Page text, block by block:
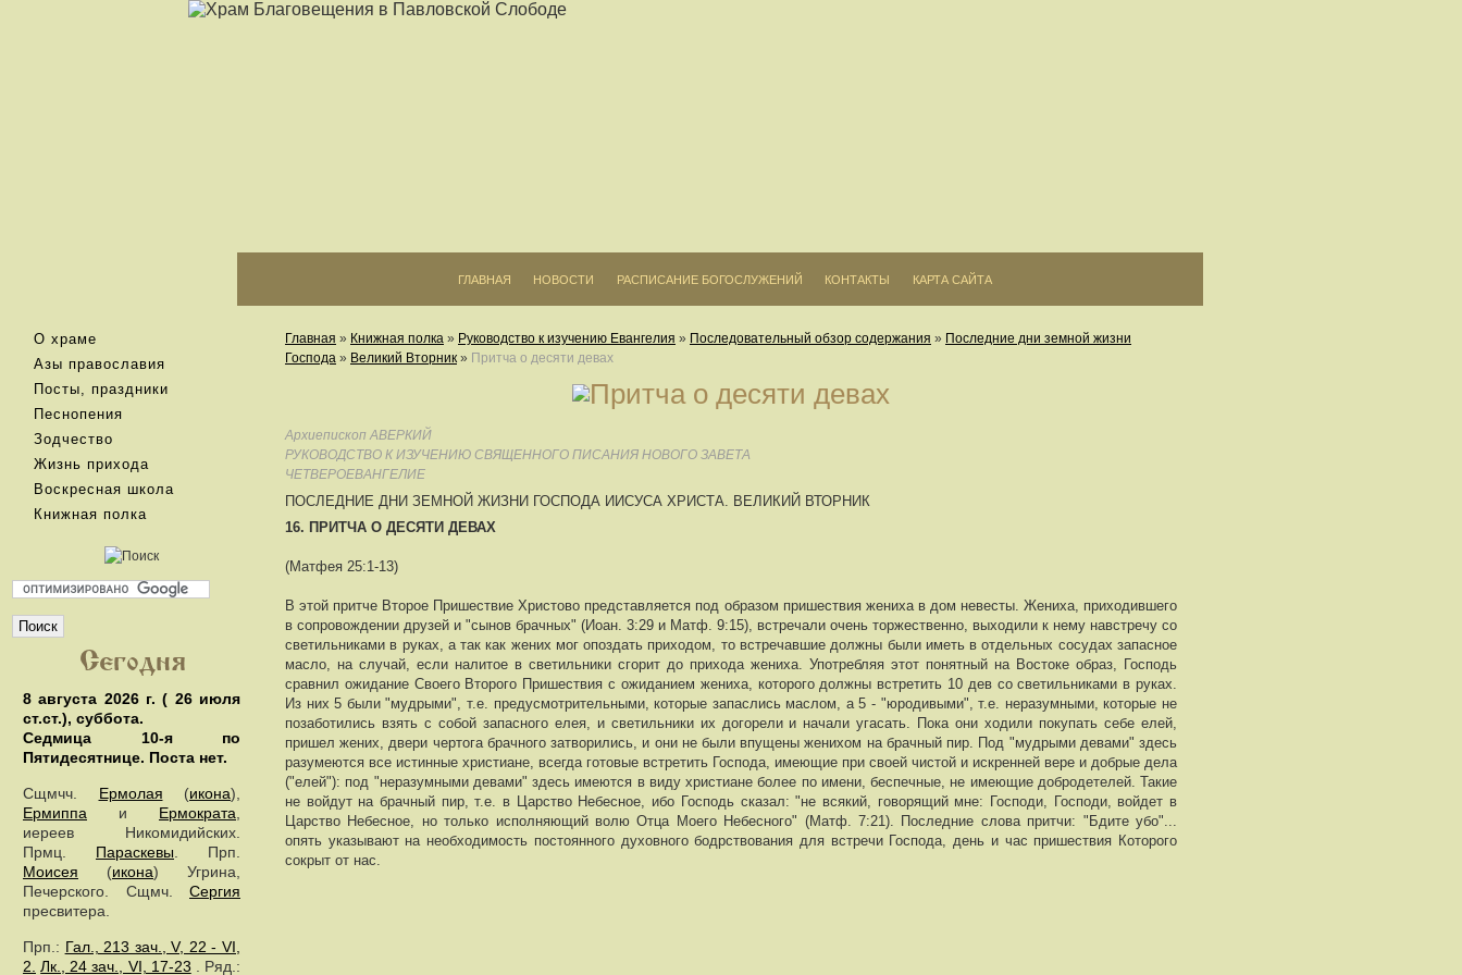
ГЛАВНАЯ НОВОСТИ РАСПИСАНИЕ БОГОСЛУЖЕНИЙ КОНТАКТЫ КАРТА САЙТА
О храме
Азы православия
Посты, праздники
Песнопения
Зодчество
Жизнь прихода
Воскресная школа
Книжная полка
8 августа 2026 г. ( 26 июля
ст.ст.), суббота.
Седмица 10-я по
Пятидесятнице. Поста нет.
Сщмчч. Ермолая (икона),
Ермиппа и Ермократа
иереев Никомидийских.
Прмц. Параскевы . Прп.
Моисея (икона) Угрина,
Печерского. Сщмч. Сергия
пресвитера.
Прп.: Гал., 213 зач., V, 22 - VI,
2. Лк., 24 зач., VI, 17-23 . Ряд.:
Главная » Книжная полка » Руководство к изучению Евангелия » Последовательный обзор содержания » Последние дни земной жизни
Господа » Великий Вторник » Притча о десяти девах
Архиепископ АВЕРКИЙ
РУКОВОДСТВО К ИЗУЧЕНИЮ СВЯЩЕННОГО ПИСАНИЯ НОВОГО ЗАВЕТА
ЧЕТВЕРОЕВАНГЕЛИЕ
ПОСЛЕДНИЕ ДНИ ЗЕМНОЙ ЖИЗНИ ГОСПОДА ИИСУСА ХРИСТА. ВЕЛИКИЙ ВТОРНИК
16. ПРИТЧА О ДЕСЯТИ ДЕВАХ
(Матфея 25:1-13)
В этой притче Второе Пришествие Христово представляется под образом пришествия жениха в дом невесты. Жениха, приходившего
в сопровождении друзей и "сынов брачных" (Иоан. 3:29 и Матф. 9:15), встречали очень торжественно, выходили к нему навстречу со
светильниками в руках, а так как жених мог опоздать приходом, то встречавшие должны были иметь в отдельных сосудах запасное
масло, на случай, если налитое в светильники сгорит до прихода жениха. Употребляя этот понятный на Востоке образ, Господь
сравнил ожидание Своего Второго Пришествия с ожиданием жениха, которого должны встретить 10 дев со светильниками в руках.
Из них 5 были "мудрыми", т.е. предусмотрительными, которые запаслись маслом, а 5 - "юродивыми", т.е. неразумными, которые не
позаботились взять с собой запасного елея, и светильники их догорели и начали угасать. Пока они ходили покупать себе елей,
пришел жених, двери чертога брачного затворились, и они не были впущены женихом на брачный пир. Под "мудрыми девами" здесь
разумеются все истинные христиане, всегда готовые встретить Господа, имеющие при своей чистой и искренней вере и добрые дела
("елей"): под "неразумными девами" здесь имеются в виду христиане более по имени, беспечные, не имеющие добродетелей. Такие
не войдут на брачный пир, т.е. в Царство Небесное, ибо Господь сказал: "не всякий, говорящий мне: Господи, Господи, войдет в
Царство Небесное, но только исполняющий волю Отца Моего Небесного" (Матф. 7:21). Последние слова притчи: "Бдите убо"...
опять указывают на необходимость постоянного духовного бодрствования для встречи Господа, день и час пришествия Которого
сокрыт от нас.